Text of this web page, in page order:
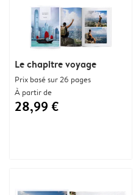
Le chapitre voyage
Prix basé sur 26 pages
À partir de
28,99 €